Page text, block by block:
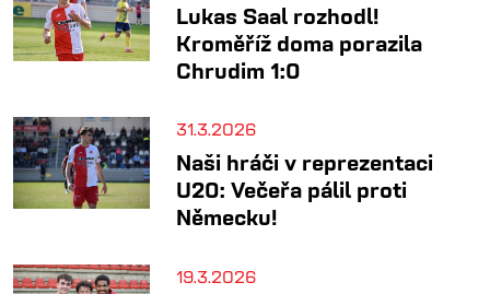
Lukas Saal rozhodl!
Kroměříž doma porazila
Chrudim 1:0
31.3.2026
Naši hráči v reprezentaci
U20: Večeřa pálil proti
Německu!
19.3.2026